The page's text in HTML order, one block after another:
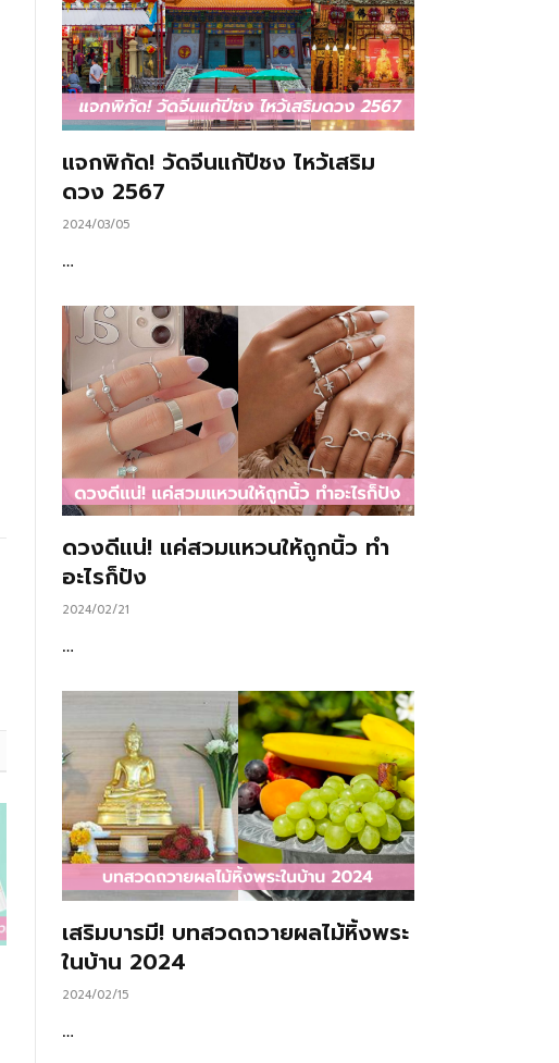
แจกพิกัด! วัดจีนแก้ปีชง ไหว้เสริม
ดวง 2567
2024/03/05
…
ดวงดีแน่! แค่สวมแหวนให้ถูกนิ้ว ทำ
อะไรก็ปัง
2024/02/21
…
เสริมบารมี! บทสวดถวายผลไม้หิ้งพระ
ในบ้าน 2024
2024/02/15
…